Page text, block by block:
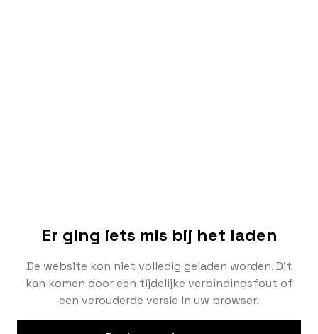
Er ging iets mis bij het laden
De website kon niet volledig geladen worden. Dit
kan komen door een tijdelijke verbindingsfout of
een verouderde versie in uw browser.